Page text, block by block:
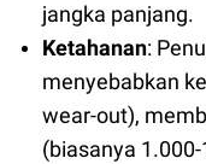
jangka panjang.
Ketahanan:
menyebabkan
wear-out),
(biasanya